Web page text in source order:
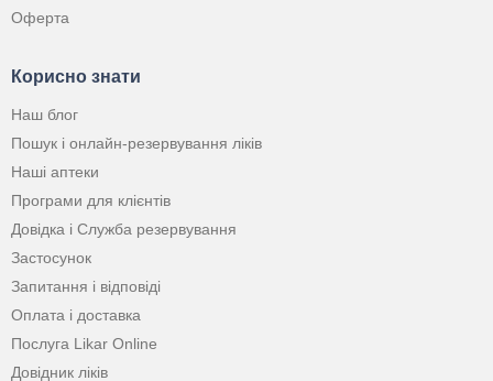
Оферта
Корисно знати
Наш блог
Пошук і онлайн-резервування ліків
Наші аптеки
Програми для клієнтів
Довідка і Служба резервування
Застосунок
Запитання і відповіді
Оплата і доставка
Послуга Likar Online
Довідник ліків